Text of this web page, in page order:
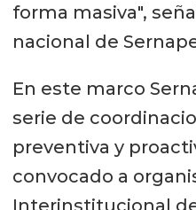
forma masiva",
nacional de
En este marco
serie de
preventiva y
convocado a
Interinstitucional